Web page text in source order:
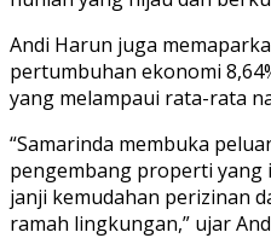
Andi Harun juga
pertumbuhan ekonomi
yang melampaui rata-rata
“Samarinda membuka
pengembang properti yang
janji kemudahan perizinan
ramah lingkungan,” ujar